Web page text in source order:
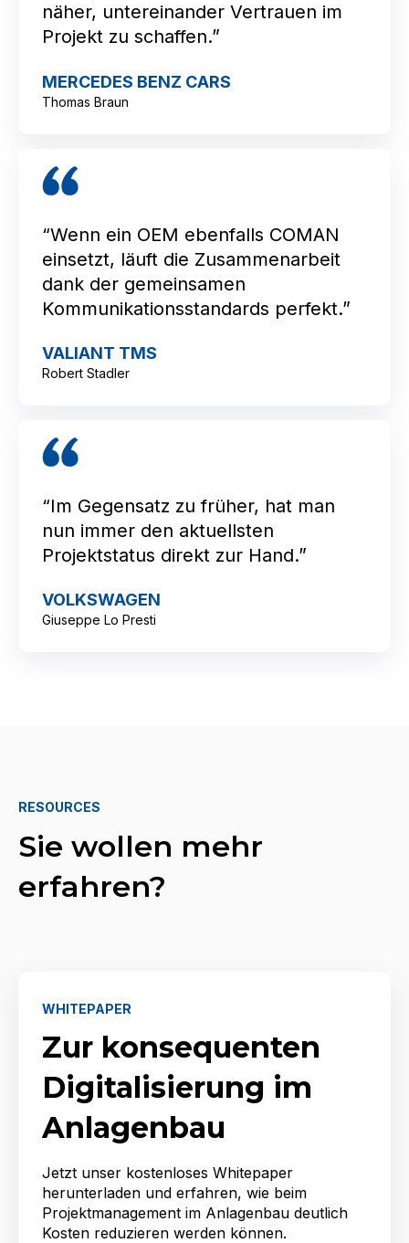
näher, untereinander Vertrauen im
Projekt zu schaffen.”
MERCEDES BENZ CARS
Thomas Braun
“Wenn ein OEM ebenfalls COMAN
einsetzt, läuft die Zusammenarbeit
dank der gemeinsamen
Kommunikationsstandards perfekt.”
VALIANT TMS
Robert Stadler
“Im Gegensatz zu früher, hat man
nun immer den aktuellsten
Projektstatus direkt zur Hand.”
VOLKSWAGEN
Giuseppe Lo Presti
RESOURCES
Sie wollen mehr
erfahren?
WHITEPAPER
Zur konsequenten
Digitalisierung im
Anlagenbau
Jetzt unser kostenloses Whitepaper
herunterladen und erfahren, wie beim
Projektmanagement im Anlagenbau deutlich
Kosten reduzieren werden können.